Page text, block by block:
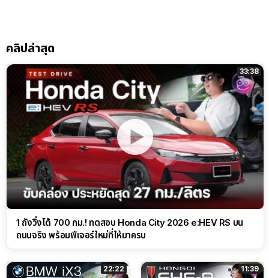
คลิปล่าสุด
33:38
1 ถังวิ่งได้ 700 กม.! ทดสอบ Honda City 2026 e:HEV RS บน
ถนนจริง พร้อมฟีเจอร์ใหม่ที่ให้มาครบ
22:22 11:39